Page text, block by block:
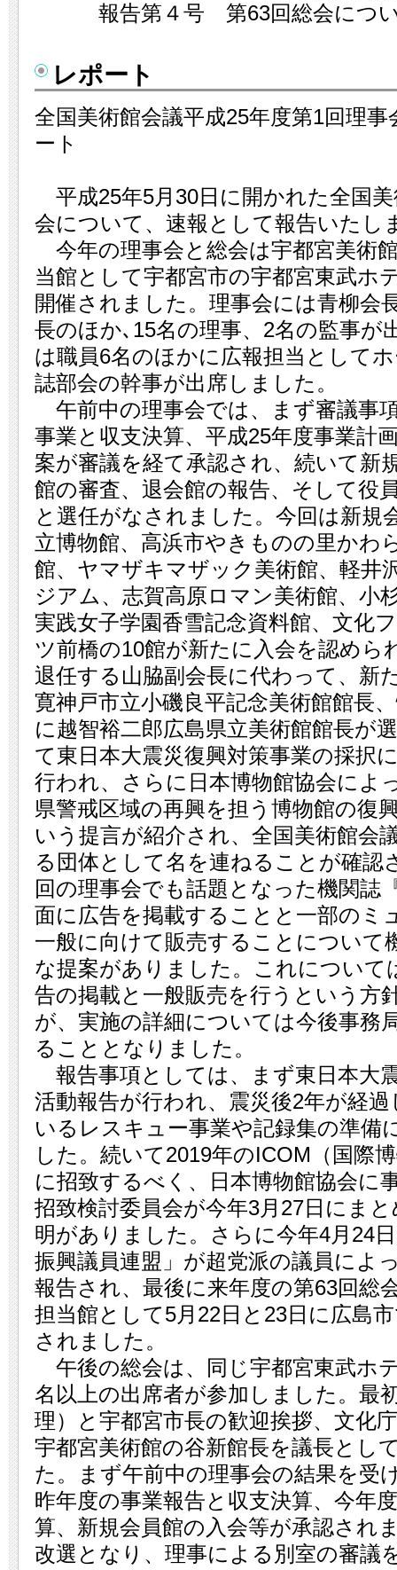
報告第４号 第63回総会につ
レポート
全国美術館会議平成25年度第1回理
ート
平成25年5月30日に開かれた全国
会について、速報として報告いたし
今年の理事会と総会は宇都宮美術
当館として宇都宮市の宇都宮東武ホ
開催されました。理事会には青柳会
長のほか､15名の理事、2名の監事が
は職員6名のほかに広報担当として
誌部会の幹事が出席しました。
午前中の理事会では、まず審議事
事業と収支決算、平成25年度事業計
案が審議を経て承認され、続いて新
館の審査、退会館の報告、そして役
と選任がなされました。今回は新規
立博物館、高浜市やきものの里かわ
館、ヤマザキマザック美術館、軽井
ジアム、志賀高原ロマン美術館、小
実践女子学園香雪記念資料館、文化
ツ前橋の10館が新たに入会を認めら
退任する山脇副会長に代わって、新
寛神戸市立小磯良平記念美術館館長
に越智裕二郎広島県立美術館館長が
て東日本大震災復興対策事業の採択
行われ、さらに日本博物館協会によ
県警戒区域の再興を担う博物館の復
いう提言が紹介され、全国美術館会
る団体として名を連ねることが確認
回の理事会でも話題となった機関誌
面に広告を掲載することと一部のミ
一般に向けて販売することについて
な提案がありました。これについて
告の掲載と一般販売を行うという方
が、実施の詳細については今後事務
ることとなりました。
報告事項としては、まず東日本大
活動報告が行われ、震災後2年が経
いるレスキュー事業や記録集の準備
した。続いて2019年のICOM（国際
に招致するべく、日本博物館協会に
招致検討委員会が今年3月27日にま
明がありました。さらに今年4月24
振興議員連盟」が超党派の議員によ
報告され、最後に来年度の第63回総
担当館として5月22日と23日に広島
されました。
午後の総会は、同じ宇都宮東武ホ
名以上の出席者が参加しました。最
理）と宇都宮市長の歓迎挨拶、文化
宇都宮美術館の谷新館長を議長とし
た。まず午前中の理事会の結果を受
昨年度の事業報告と収支決算、今年
算、新規会員館の入会等が承認され
改選となり、理事による別室の審議